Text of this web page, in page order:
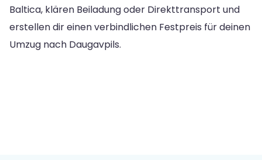
Baltica, klären Beiladung oder Direkttransport und
erstellen dir einen verbindlichen Festpreis für deinen
Umzug nach Daugavpils.